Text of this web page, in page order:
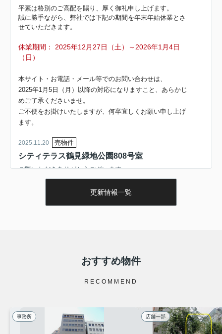
平素は格別のご高配を賜り、厚く御礼申し上げます。
誠に勝手ながら、弊社では下記の期間を年末年始休業とさ
せていただきます。
休業期間： 2025年12月27日（土）～2026年1月4日
（日）
本サイト・お電話・メール等でのお問い合わせは、
2025年1月5日（月 ）以降の対応になりますこと、あらかじ
めご了承くださいませ。
ご不便をお掛けいたしますが、何卒宜しくお願い申し上げ
ます。
2025.11.20 売物件
シティテラス鶴見緑地公園808号室
ご覧いただきありがとうございます。
大阪メトロ鶴見緑地線「鶴見緑地駅」徒歩8分の好立地、
『シティテラス鶴見緑地公園808号室』のご紹介です！！
ペット飼育可能、ダブルオートロックシステムや非接触
//www.athome.co.jp/mansion/6988445856/?
更新情報一覧
おすすめ物件
RECOMMEND
事務所 店舗一部